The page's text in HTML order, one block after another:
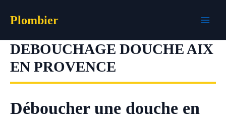
Plombier
DEBOUCHAGE DOUCHE AIX
EN PROVENCE
Déboucher une douche en